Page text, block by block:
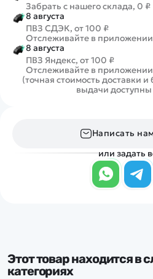
Забрать с нашего склада, 0 ₽
8 августа
ПВЗ СДЭК, от 100 ₽
Отслеживайте в приложении
8 августа
ПВЗ Яндекс, от 100 ₽
Отслеживайте в
(точная стоимость доставки
выдачи доступны
Написать
или задать
Этот товар находится в
категориях